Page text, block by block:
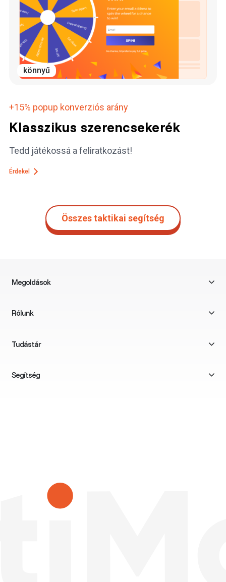
könnyű
+15% popup konverziós arány
Klasszikus szerencsekerék
Tedd játékossá a feliratkozást!
Érdekel
Összes taktikai segítség
Megoldások
Rólunk
Tudástár
Segítség